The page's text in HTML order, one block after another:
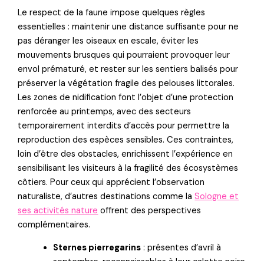
Le respect de la faune impose quelques règles
essentielles : maintenir une distance suffisante pour ne
pas déranger les oiseaux en escale, éviter les
mouvements brusques qui pourraient provoquer leur
envol prématuré, et rester sur les sentiers balisés pour
préserver la végétation fragile des pelouses littorales.
Les zones de nidification font l’objet d’une protection
renforcée au printemps, avec des secteurs
temporairement interdits d’accès pour permettre la
reproduction des espèces sensibles. Ces contraintes,
loin d’être des obstacles, enrichissent l’expérience en
sensibilisant les visiteurs à la fragilité des écosystèmes
côtiers. Pour ceux qui apprécient l’observation
naturaliste, d’autres destinations comme laSologne et
ses activités nature offrent des perspectives
complémentaires.
Sternes pierregarins : présentes d’avril à